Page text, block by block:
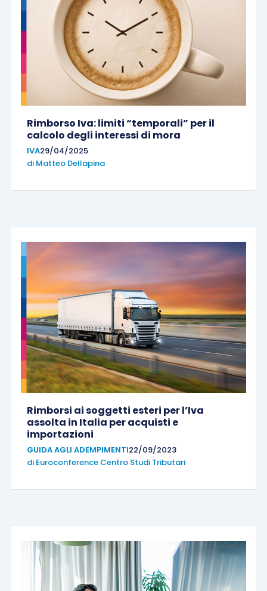
Rimborso Iva: limiti “temporali” per il
calcolo degli interessi di mora
IVA29/04/2025
di Matteo Dellapina
Rimborsi ai soggetti esteri per l’Iva
assolta in Italia per acquisti e
importazioni
GUIDA AGLI ADEMPIMENTI22/09/2023
di Euroconference Centro Studi Tributari